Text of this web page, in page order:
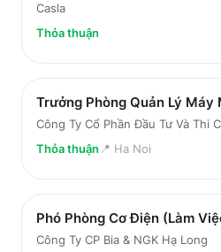
Casla
Thỏa thuận
Trưởng Phòng Quản Lý Máy
Công Ty Cổ Phần Đầu Tư Và Thi
Thỏa thuận 📍 Ha Noi
Phó Phòng Cơ Điện (Làm
Công Ty CP Bia & NGK Hạ Long